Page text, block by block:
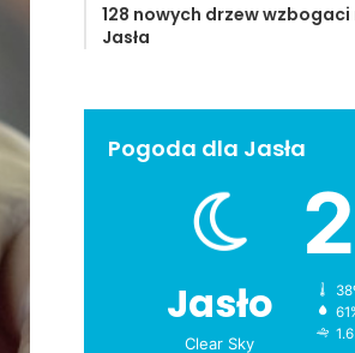
128 nowych drzew
Jasła
Pogoda dla Jasła
Jasło
Clear Sky